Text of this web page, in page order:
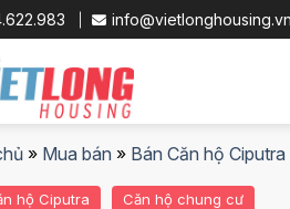
info@vietlonghousing.vn
» Mua bán » Bán Căn hộ Ciputra
hộ Ciputra Căn hộ chung cư